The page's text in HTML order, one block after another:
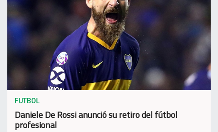
FUTBOL
Daniele De Rossi anunció su retiro del fútbol
profesional